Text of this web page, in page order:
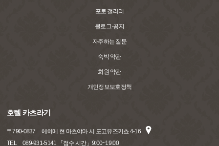
포토 갤러리
블로그·공지
자주하는 질문
숙박 약관
회원 약관
개인정보보호정책
호텔 카츠라기
〒790-0837
에히메 현 마츠야마 시 도고유즈키쵸 4-16
TEL
089-931-5141 「접수 시간」9:00~19:00